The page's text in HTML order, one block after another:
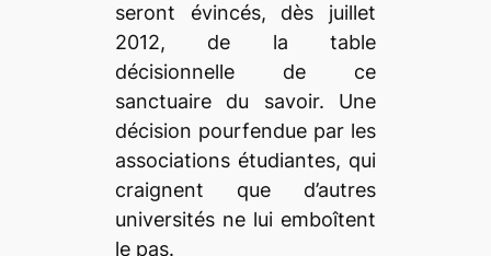
seront évincés, dès juillet
2012, de la table
décisionnelle de ce
sanctuaire du savoir. Une
décision pourfendue par les
associations étudiantes, qui
craignent que d’autres
universités ne lui emboîtent
le pas.